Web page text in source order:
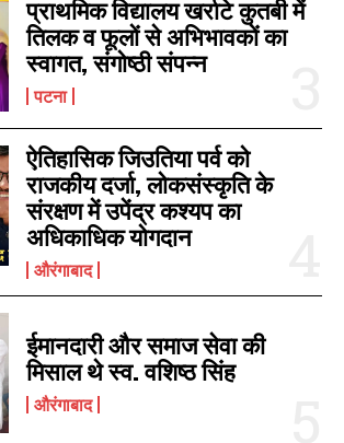
कर रही है जिसके आलोक में मौके पर…
Similar post
आशुतोष
प्राथमिक विद्यालय खर्राटे कुतबी में
तिलक व फूलों से अभिभावकों का
स्वागत, संगोष्ठी संपन्न
पटना
ऐतिहासिक जिउतिया पर्व को
राजकीय दर्जा, लोकसंस्कृति के
संरक्षण में उपेंद्र कश्यप का
अधिकाधिक योगदान
औरंगाबाद
ईमानदारी और समाज सेवा की
मिसाल थे स्व. वशिष्ठ सिंह
औरंगाबाद